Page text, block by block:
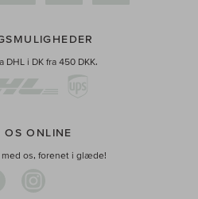
DHL i DK fra 450 DKK.
OS ONLINE
os, forenet i glæde!